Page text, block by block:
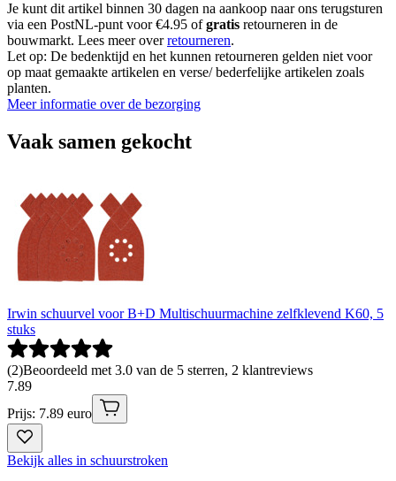
Je kunt dit artikel binnen 30 dagen na aankoop naar ons terugsturen
via een PostNL-punt voor €4.95 ofgratis retourneren in de
bouwmarkt. Lees meer overretourneren.
Let op: De bedenktijd en het kunnen retourneren gelden niet voor
op maat gemaakte artikelen en verse/ bederfelijke artikelen zoals
planten.
Meer informatie over de bezorging
Vaak samen gekocht
Irwin schuurvel voor B+D Multischuurmachine zelfklevend K60, 5
stuks
(2)Beoordeeld met 3.0 van de 5 sterren, 2 klantreviews
7.89
Prijs: 7.89 euro
Bekijk alles in schuurstroken